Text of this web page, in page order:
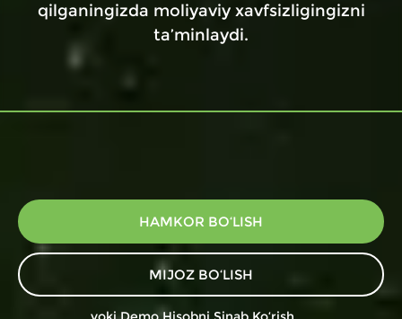
qilganingizda moliyaviy xavfsizligingizni
ta’minlaydi.
HAMKOR BO‘LISH
MIJOZ BO‘LISH